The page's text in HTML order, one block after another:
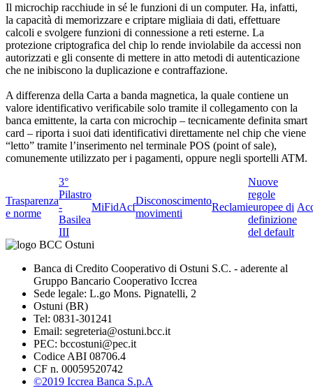
Il microchip racchiude in sé le funzioni di un computer. Ha, infatti,
la capacità di memorizzare e criptare migliaia di dati, effettuare
calcoli e svolgere funzioni di connessione a reti esterne. La
protezione criptografica del chip lo rende inviolabile da accessi non
autorizzati e gli consente di mettere in atto metodi di autenticazione
che ne inibiscono la duplicazione e contraffazione.
A differenza della Carta a banda magnetica, la quale contiene un
valore identificativo verificabile solo tramite il collegamento con la
banca emittente, la carta con microchip – tecnicamente definita smart
card – riporta i suoi dati identificativi direttamente nel chip che viene
“letto” tramite l’inserimento nel terminale POS (point of sale),
comunemente utilizzato per i pagamenti, oppure negli sportelli ATM.
Trasparenza
e norme
3°
Pilastro
-
Basilea
III
MiFidAcf
Disconoscimento
movimenti
Reclami
Nuove
regole
europee di
definizione
del default
Banca di Credito Cooperativo di Ostuni S.C. - aderente al
Gruppo Bancario Cooperativo Iccrea
Sede legale: L.go Mons. Pignatelli, 2
Ostuni (BR)
Tel: 0831-301241
Email: segreteria@ostuni.bcc.it
PEC: bccostuni@pec.it
Codice ABI 08706.4
CF n. 00059520742
©2019 Iccrea Banca S.p.A